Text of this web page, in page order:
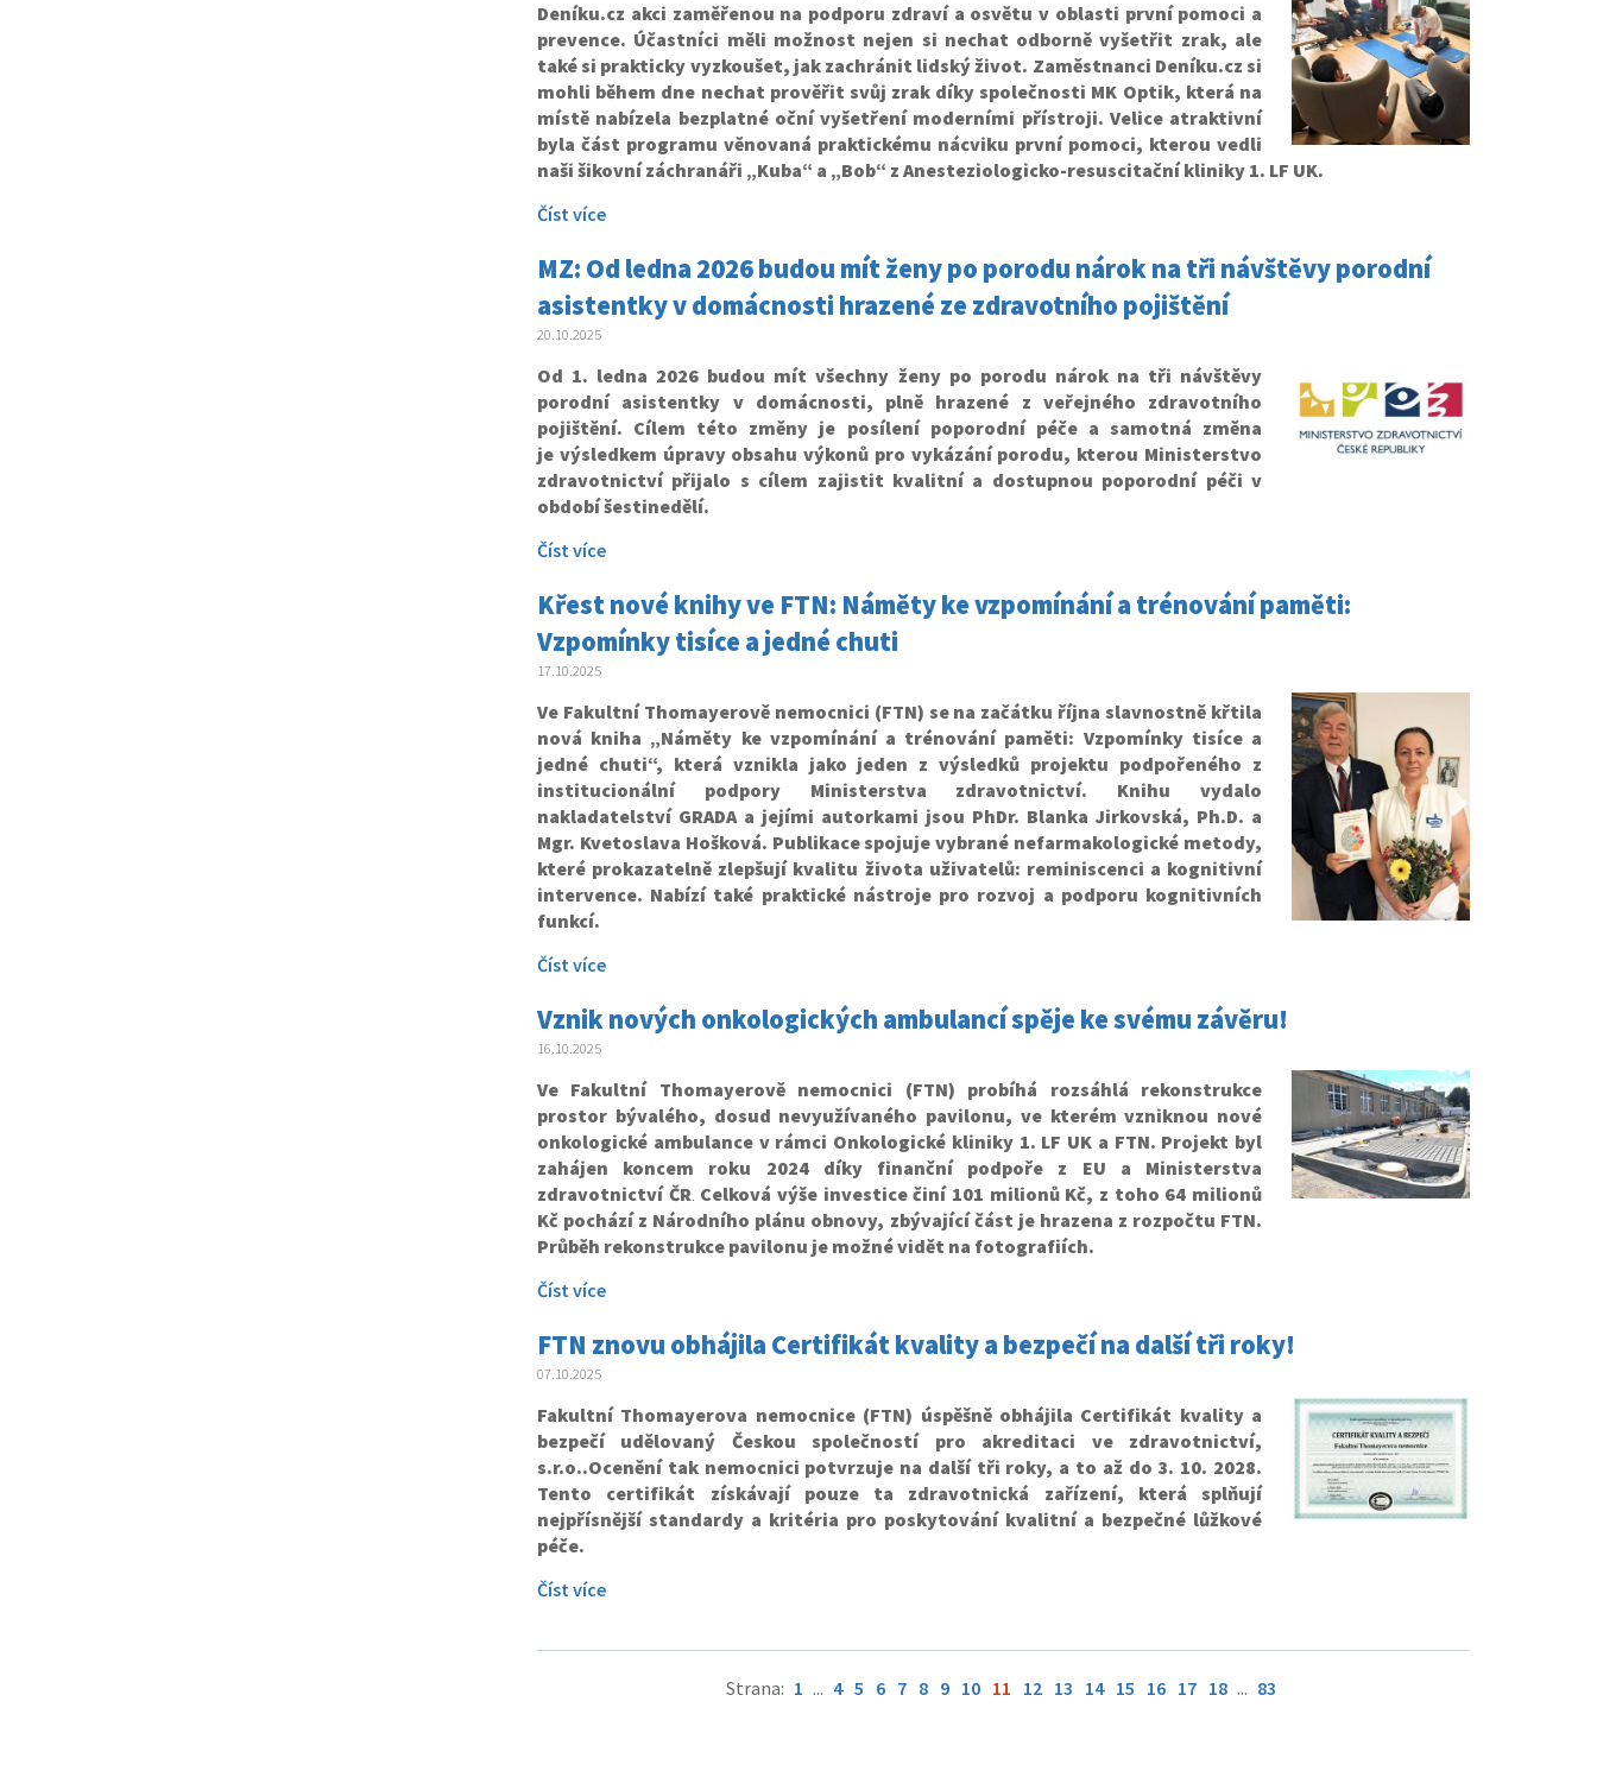
Deníku.cz akci zaměřenou na podporu zdraví a osvětu v oblasti první pomoci a
prevence. Účastníci měli možnost nejen si nechat odborně vyšetřit zrak, ale
také si prakticky vyzkoušet, jak zachránit lidský život. Zaměstnanci Deníku.cz si
mohli během dne nechat prověřit svůj zrak díky společnosti MK Optik, která na
místě nabízela bezplatné oční vyšetření moderními přístroji. Velice atraktivní
byla část programu věnovaná praktickému nácviku první pomoci, kterou vedli
naši šikovní záchranáři „Kuba“ a „Bob“ z Anesteziologicko-resuscitační kliniky 1. LF UK.
Číst více
MZ: Od ledna 2026 budou mít ženy po porodu nárok na tři návštěvy porodní
asistentky v domácnosti hrazené ze zdravotního pojištění
20.10.2025
Od 1. ledna 2026 budou mít všechny ženy po porodu nárok na tři návštěvy
porodní asistentky v domácnosti, plně hrazené z veřejného zdravotního
pojištění. Cílem této změny je posílení poporodní péče a samotná změna
je výsledkem úpravy obsahu výkonů pro vykázání porodu, kterou Ministerstvo
zdravotnictví přijalo s cílem zajistit kvalitní a dostupnou poporodní péči v
období šestinedělí.
Číst více
Křest nové knihy ve FTN: Náměty ke vzpomínání a trénování paměti:
Vzpomínky tisíce a jedné chuti
17.10.2025
Ve Fakultní Thomayerově nemocnici (FTN) se na začátku října slavnostně křtila
nová kniha „Náměty ke vzpomínání a trénování paměti: Vzpomínky tisíce a
jedné chuti“, která vznikla jako jeden z výsledků projektu podpořeného z
institucionální podpory Ministerstva zdravotnictví. Knihu vydalo
nakladatelství GRADA a jejími autorkami jsou PhDr. Blanka Jirkovská, Ph.D. a
Mgr. Kvetoslava Hošková. Publikace spojuje vybrané nefarmakologické metody,
které prokazatelně zlepšují kvalitu života uživatelů: reminiscenci a kognitivní
intervence. Nabízí také praktické nástroje pro rozvoj a podporu kognitivních
funkcí.
Číst více
Vznik nových onkologických ambulancí spěje ke svému závěru!
16.10.2025
Ve Fakultní Thomayerově nemocnici (FTN) probíhá rozsáhlá rekonstrukce
prostor bývalého, dosud nevyužívaného pavilonu, ve kterém vzniknou nové
onkologické ambulance v rámci Onkologické kliniky 1. LF UK a FTN. Projekt byl
zahájen koncem roku 2024 díky finanční podpoře z EU a Ministerstva
zdravotnictví ČR. Celková výše investice činí 101 milionů Kč, z toho 64 milionů
Kč pochází z Národního plánu obnovy, zbývající část je hrazena z rozpočtu FTN.
Průběh rekonstrukce pavilonu je možné vidět na fotografiích.
Číst více
FTN znovu obhájila Certifikát kvality a bezpečí na další tři roky!
07.10.2025
Fakultní Thomayerova nemocnice (FTN) úspěšně obhájila Certifikát kvality a
bezpečí udělovaný Českou společností pro akreditaci ve zdravotnictví,
s.r.o..Ocenění tak nemocnici potvrzuje na další tři roky, a to až do 3. 10. 2028.
Tento certifikát získávají pouze ta zdravotnická zařízení, která splňují
nejpřísnější standardy a kritéria pro poskytování kvalitní a bezpečné lůžkové
péče.
Číst více
Strana: 1 ... 4 5 6 7 8 9 10 11 12 13 14 15 16 17 18 ... 83